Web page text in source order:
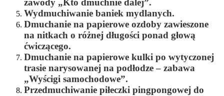
zawody „Kto dmuchnie dalej”.
Wydmuchiwanie baniek mydlanych.
Dmuchanie na papierowe ozdoby zawieszone
na nitkach o różnej długości ponad głową
ćwiczącego.
Dmuchanie na papierowe kulki po wytyczonej
trasie narysowanej na podłodze – zabawa
„Wyścigi samochodowe”.
Przedmuchiwanie piłeczki pingpongowej do